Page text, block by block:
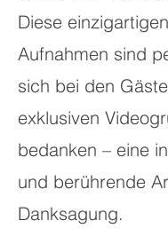
Diese einzigartigen
Aufnahmen sind
sich bei den
exklusiven
bedanken – eine
und berührende
Danksagung.